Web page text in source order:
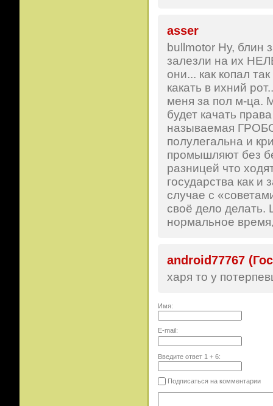
asser
bullmotor Ну, блин
залезли на их
они... как копал
какать в ихний
меня за пол м-ца.
будет качать
называемая
полулегальна и
промышляют без
разницей что
государства как и
случае с
своё дело
нормальное
android77767
харя то у
Имя:
E-mail:
Введите ответ 1 + 6:
Подписаться на комментарии